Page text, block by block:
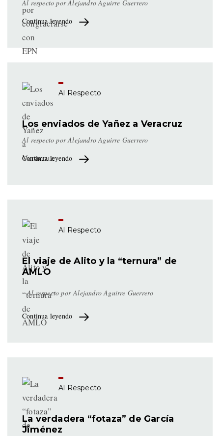
Al respecto por Alejandro Aguirre Guerrero
Continua leyendo
Al Respecto
Los enviados de Yañez a Veracruz
Al respecto por Alejandro Aguirre Guerrero
Continua leyendo
Al Respecto
El viaje de Alito y la “ternura” de
AMLO
Al respecto porAlejandro Aguirre Guerrero
Continua leyendo
Al Respecto
La verdadera “fotaza” de García
Jiménez